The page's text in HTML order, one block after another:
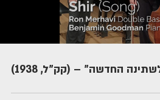
החדשה" – (קק"ל, 1938)